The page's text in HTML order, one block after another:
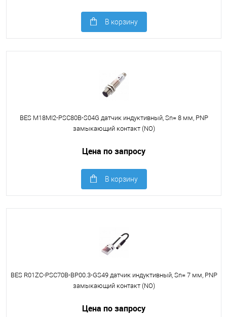
В корзину
BES M18MI2-PSC80B-S04G датчик индуктивный, Sn= 8 мм, PNP
замыкающий контакт (NO)
Цена по запросу
В корзину
BES R01ZC-PSC70B-BP00.3-GS49 датчик индуктивный, Sn= 7 мм, PNP
замыкающий контакт (NO)
Цена по запросу